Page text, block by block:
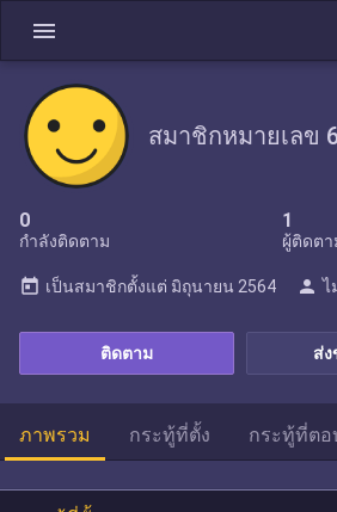
menu
สมาชิกหมายเลข
0
กำลังติดตาม
1
ผู้ติดตา
ส่
ติดตาม
today เป็นสมาชิกตั้งแต่ มิถุนายน 2564 person ไ
ภาพรวม กระทู้ที่ตั้ง กระทู้ที่ตอ